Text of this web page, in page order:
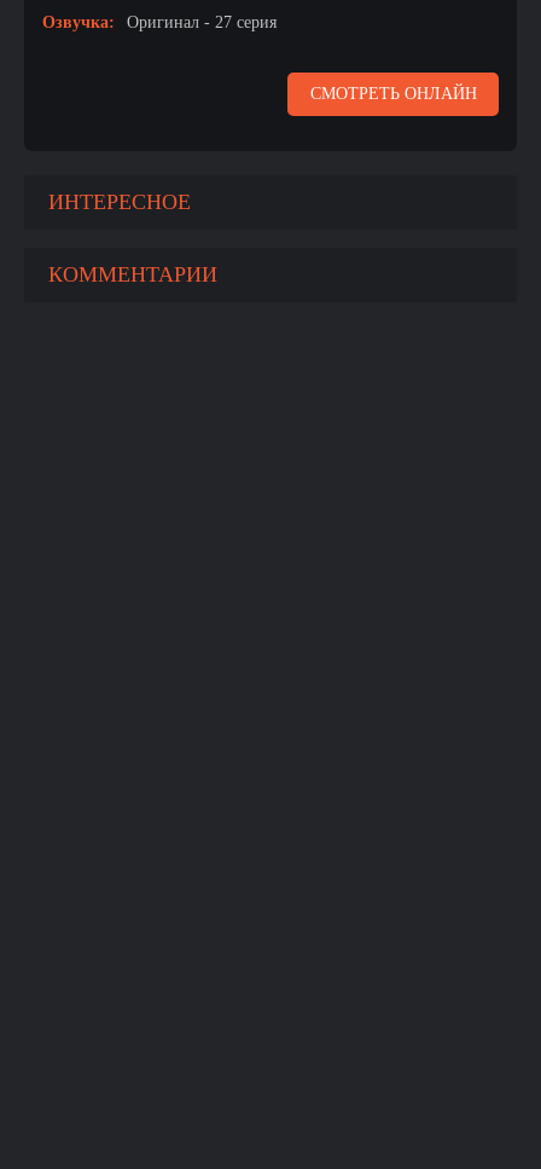
Озвучка:
Оригинал - 27 серия
СМОТРЕТЬ ОНЛАЙН
ИНТЕРЕСНОЕ
КОММЕНТАРИИ